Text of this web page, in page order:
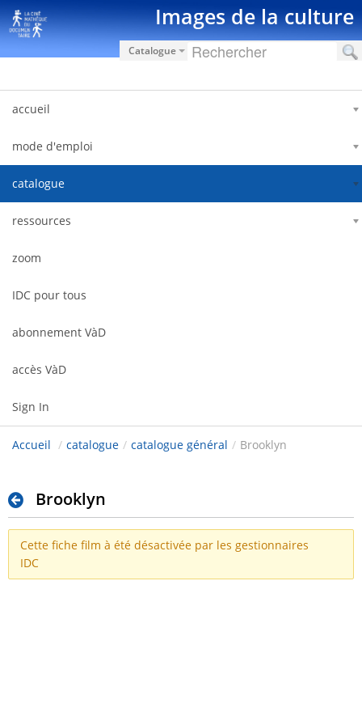
Skip to Content Images de la culture
Catalogue
accueil
mode d'emploi
catalogue
ressources
zoom
IDC pour tous
abonnement VàD
accès VàD
Sign In
Accueil / catalogue / catalogue général / Brooklyn
Brooklyn
Cette fiche film à été désactivée par les gestionnaires
IDC